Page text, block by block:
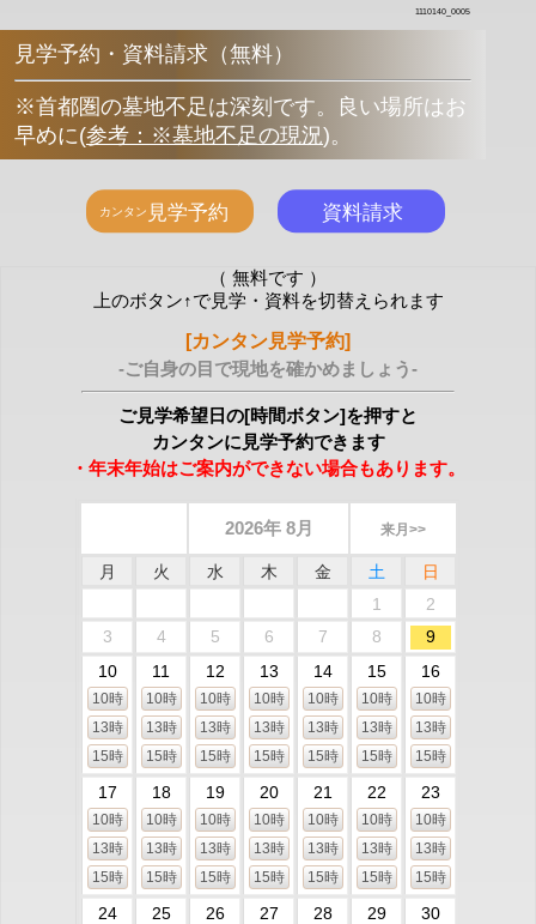
1110140_0005
見学予約・資料請求（無料）
※首都圏の墓地不足は深刻です。良い場所はお
早めに(参考：※墓地不足の現況)。
（ 無料です ）
上のボタン↑で見学・資料を切替えられます
[カンタン見学予約]
-ご自身の目で現地を確かめましょう-
ご見学希望日の[時間ボタン]を押すと
カンタンに見学予約できます
・年末年始はご案内ができない場合もあります。
2026年 8月 来月>>
月 火 水 木 金 土
日
1
2
3
4 5 6 7 8
9
10
10時
13時
15時
11
10時
13時
15時
12
10時
13時
15時
13
10時
13時
15時
14
10時
13時
15時
15
10時
13時
15時
16
10時
13時
15時
17
10時
13時
15時
18
10時
13時
15時
19
10時
13時
15時
20
10時
13時
15時
21
10時
13時
15時
22
10時
13時
15時
23
10時
13時
15時
24 25 26 27 28 29 30